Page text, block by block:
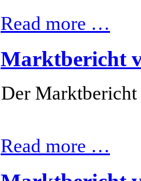
Read more …
Marktbericht
Der
Read more …